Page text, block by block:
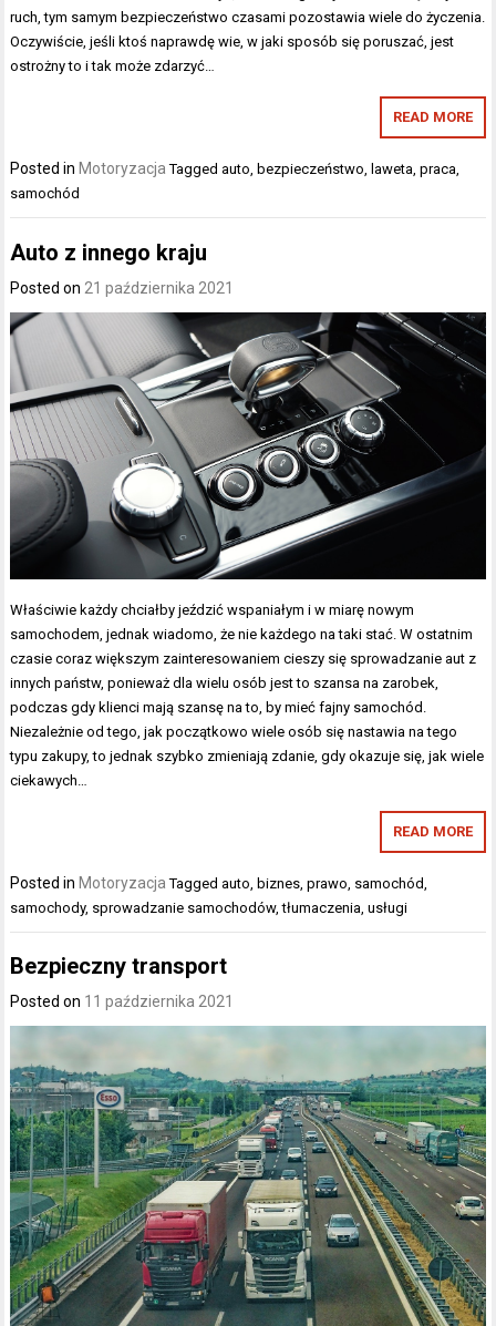
ruch, tym samym bezpieczeństwo czasami pozostawia wiele do życzenia.
Oczywiście, jeśli ktoś naprawdę wie, w jaki sposób się poruszać, jest
ostrożny to i tak może zdarzyć…
READ MORE
Posted in Motoryzacja Taggedauto, bezpieczeństwo, laweta,praca,
samochód
Auto z innego kraju
Posted on 21 października 2021
Właściwie każdy chciałby jeździć wspaniałym i w miarę nowym
samochodem, jednak wiadomo, że nie każdego na taki stać. W ostatnim
czasie coraz większym zainteresowaniem cieszy się sprowadzanie aut z
innych państw, ponieważ dla wielu osób jest to szansa na zarobek,
podczas gdy klienci mają szansę na to, by mieć fajny samochód.
Niezależnie od tego, jak początkowo wiele osób się nastawia na tego
typu zakupy, to jednak szybko zmieniają zdanie, gdy okazuje się, jak wiele
ciekawych…
READ MORE
Posted in Motoryzacja Taggedauto biznes ,prawo samochód
samochody, sprowadzanie samochodów,tłumaczenia ,usługi
Bezpieczny transport
Posted on 11 października 2021